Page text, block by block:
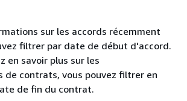
sur les accords récemment
filtrer par date de début d'accord.
en savoir plus sur les
de contrats, vous pouvez filtrer en
de fin du contrat.